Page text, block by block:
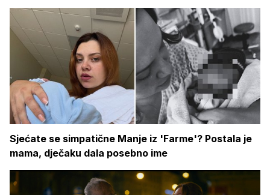
Sjećate se simpatične Manje iz 'Farme'? Postala je
mama, dječaku dala posebno ime